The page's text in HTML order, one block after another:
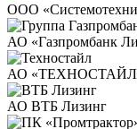
ООО
АО «Газпромбанк
АО
АО ВТБ Лизинг